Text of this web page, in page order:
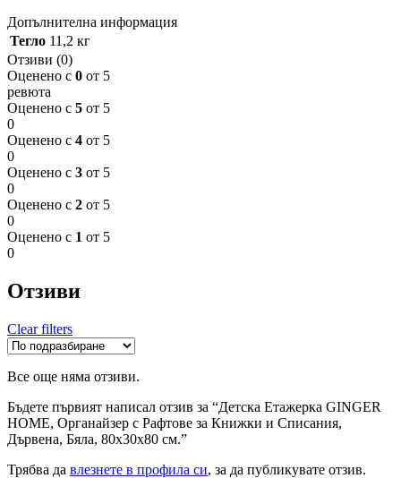
Допълнителна информация
Тегло 11,2 кг
Отзиви (0)
Оценено с 0 от 5
ревюта
Оценено с 5 от 5
0
Оценено с 4 от 5
0
Оценено с 3 от 5
0
Оценено с 2 от 5
0
Оценено с 1 от 5
0
Отзиви
Clear filters
Все още няма отзиви.
Бъдете първият написал отзив за “Детска Етажерка GINGER
HOME, Органайзер с Рафтове за Книжки и Списания,
Дървена, Бяла, 80х30х80 см.”
Трябва да влезнете в профила си, за да публикувате отзив.